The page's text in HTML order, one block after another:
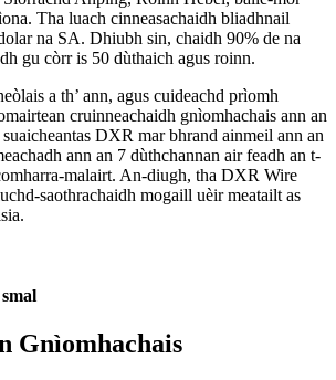
Tha luach cinneasachaidh bliadhnail
na SA. Dhiubh sin, chaidh 90% de na
gu còrr is 50 dùthaich agus roinn.
a th’ ann, agus cuideachd prìomh
cruinneachaidh gnìomhachais ann an
DXR mar bhrand ainmeil ann an
ann an 7 dùthchannan air feadh an t-
malairt. An-diugh, tha DXR Wire
saothrachaidh mogaill uèir meatailt as
Gnìomhachais